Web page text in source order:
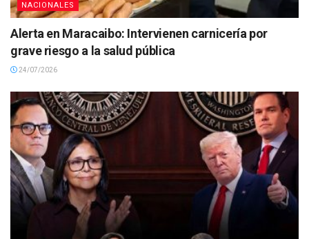
NACIONALES
Alerta en Maracaibo: Intervienen carnicería por
grave riesgo a la salud pública
24/07/2026